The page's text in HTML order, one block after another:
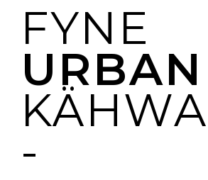
FYNE
URBAN
KÄHWA
-